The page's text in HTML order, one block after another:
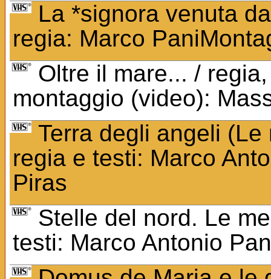
La *signora venuta
regia: Marco
Oltre il mare... /
montaggio (video):
Terra degli angeli
regia e testi: Marco
Piras
Stelle del nord. Le
testi: Marco Antonio